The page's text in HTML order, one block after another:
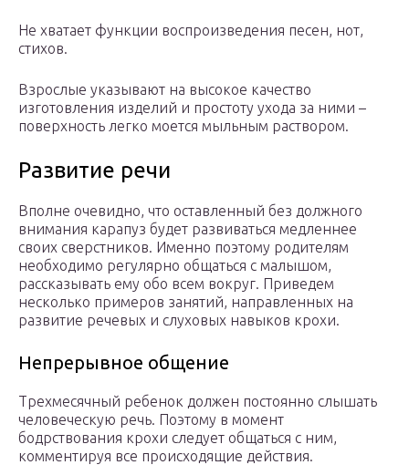
Не хватает функции воспроизведения песен, нот,
стихов.
Взрослые указывают на высокое качество
изготовления изделий и простоту ухода за ними –
поверхность легко моется мыльным раствором.
Развитие речи
Вполне очевидно, что оставленный без должного
внимания карапуз будет развиваться медленнее
своих сверстников. Именно поэтому родителям
необходимо регулярно общаться с малышом,
рассказывать ему обо всем вокруг. Приведем
несколько примеров занятий, направленных на
развитие речевых и слуховых навыков крохи.
Непрерывное общение
Трехмесячный ребенок должен постоянно слышать
человеческую речь. Поэтому в момент
бодрствования крохи следует общаться с ним,
комментируя все происходящие действия.